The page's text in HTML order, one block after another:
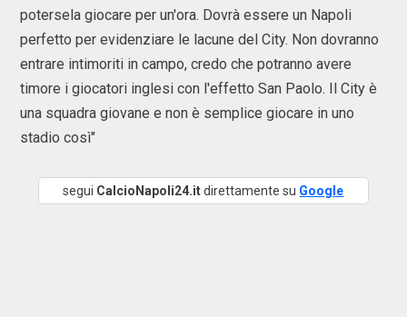
potersela giocare per un'ora. Dovrà essere un Napoli
perfetto per evidenziare le lacune del City. Non dovranno
entrare intimoriti in campo, credo che potranno avere
timore i giocatori inglesi con l'effetto San Paolo. Il City è
una squadra giovane e non è semplice giocare in uno
stadio così"
segui CalcioNapoli24.itdirettamente su Google